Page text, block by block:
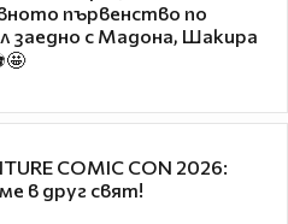
първенство по
заедно с Мадона, Шакира
COMIC CON 2026:
в друг свят!